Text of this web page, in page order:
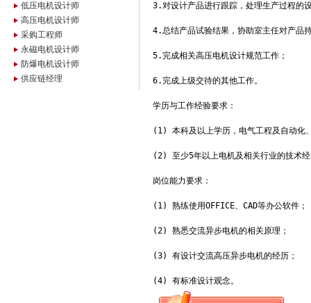
低压电机设计师
高压电机设计师
采购工程师
永磁电机设计师
防爆电机设计师
供应链经理
3.对设计产品进行跟踪，处理生产过程的
4.总结产品试验结果，协助室主任对产品
5.完成相关高压电机设计规范工作；
6.完成上级交待的其他工作。
学历与工作经验要求：
(1) 本科及以上学历，电气工程及自动化
(2) 至少5年以上电机及相关行业的技术
岗位能力要求：
(1) 熟练使用OFFICE、CAD等办公软件；
(2) 熟悉交流异步电机的相关原理；
(3) 有设计交流高压异步电机的经历；
(4) 有标准设计观念。